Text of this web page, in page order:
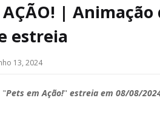
AÇÃO! |
estreia
13, 2024
"Pets em Ação!" estreia em 08/08/